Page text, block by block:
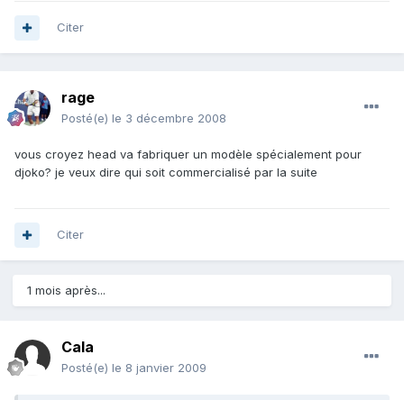
Citer
rage
Posté(e) le 3 décembre 2008
vous croyez head va fabriquer un modèle spécialement pour
djoko? je veux dire qui soit commercialisé par la suite
Citer
1 mois après...
Cala
Posté(e) le 8 janvier 2009